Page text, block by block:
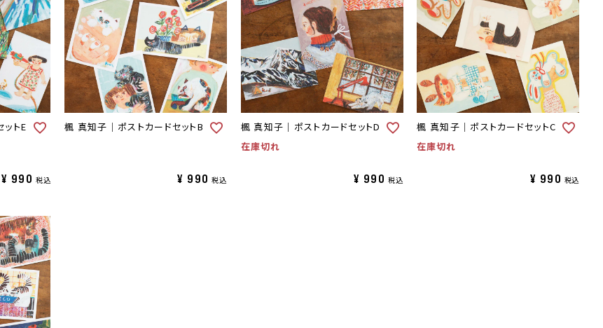
トE
¥ 990 税込
楓 真知子｜ポストカードセットB
¥ 990 税込
楓 真知子｜ポストカードセットD
在庫切れ
¥ 990 税込
楓 真知子｜ポストカードセットC
在庫切れ
¥ 990 税込